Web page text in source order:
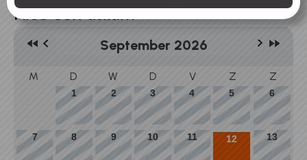
Kies een datum
September 2026
M D W D V Z Z
1 2 3 4 5 6
7 8 9 10 11 12 13